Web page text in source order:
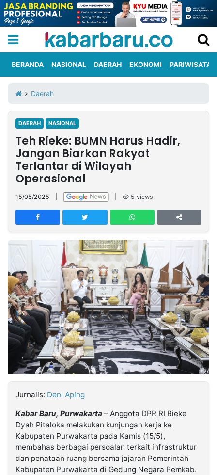
Iklan
Berita
Kami
Nasional
International
Olahraga
Entertainment
Daerah
Pariwisata
Kuliner
Kolom
Network
PT
TREETAN
MULTIMEDIA
INDONESIA
Partner
Insight
NTB
Suara
Time
Lens
IDN
Daily
Jogja
Jalan
Rakyat
Idealita
News
Kita
Notice
Dinamikapost.com
Radar
Baru
Seedbacklink
Follow
Kabarbaru
Kabarbaru.co
BERANDA NASIONAL DAERAH EKONOMI PARIWISATA
Daerah
DAERAH NASIONAL
Teh Rieke: BUMN Harus Hadir,
Jangan Biarkan Rakyat
Terlantar di Wilayah
Operasional
15/05/2025 5 views
Jurnalis: Deni Aping
Kabar Baru, Purwakarta – Anggota DPR RI Rieke
Dyah Pitaloka melakukan kunjungan kerja ke
Kabupaten Purwakarta pada Kamis (15/5),
membahas berbagai persoalan terkait infrastruktur
dan penataan ruang bersama jajaran Pemerintah
Kabupaten Purwakarta di Gedung Negara Pemkab.